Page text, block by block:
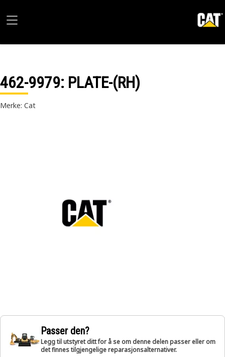
462-9979: PLATE-(RH)
Merke: Cat
Passer den?
Legg til utstyret ditt for å se om denne delen passer eller om
det finnes tilgjengelige reparasjonsalternativer.